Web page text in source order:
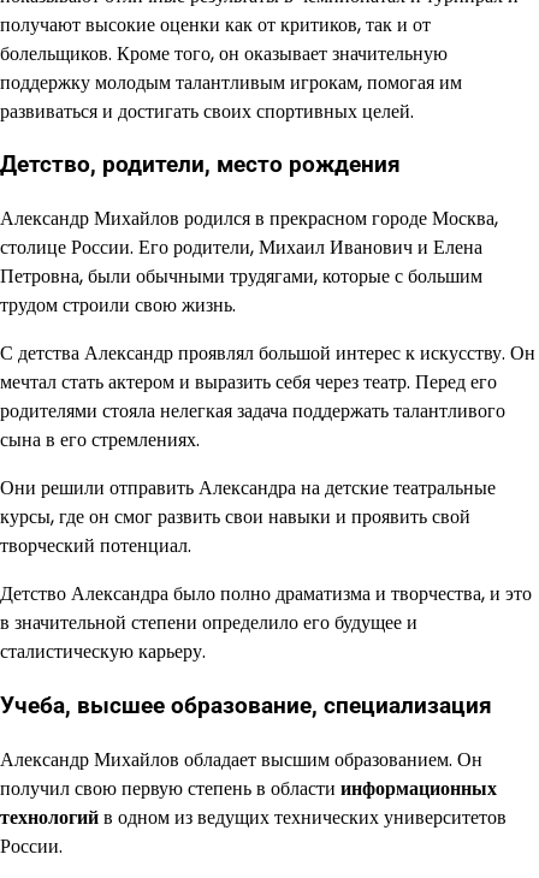
получают высокие оценки как от критиков, так и от
болельщиков. Кроме того, он оказывает значительную
поддержку молодым талантливым игрокам, помогая им
развиваться и достигать своих спортивных целей.
Детство, родители, место рождения
Александр Михайлов родился в прекрасном городе Москва,
столице России. Его родители, Михаил Иванович и Елена
Петровна, были обычными трудягами, которые с большим
трудом строили свою жизнь.
С детства Александр проявлял большой интерес к искусству. Он
мечтал стать актером и выразить себя через театр. Перед его
родителями стояла нелегкая задача поддержать талантливого
сына в его стремлениях.
Они решили отправить Александра на детские театральные
курсы, где он смог развить свои навыки и проявить свой
творческий потенциал.
Детство Александра было полно драматизма и творчества, и это
в значительной степени определило его будущее и
сталистическую карьеру.
Учеба, высшее образование, специализация
Александр Михайлов обладает высшим образованием. Он
получил свою первую степень в области информационных
технологийв одном из ведущих технических университетов
России.